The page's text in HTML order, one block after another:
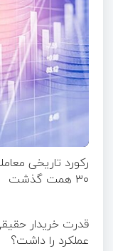
رکورد تاریخی
۳۰ همت گذشت
عملکرد را داشت؟